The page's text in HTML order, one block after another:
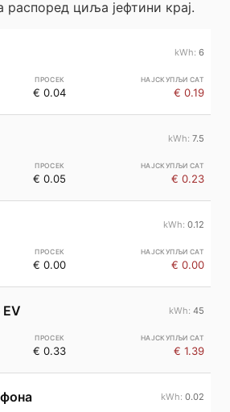
распоред циља јефтини крај.
6
€ 0.04 € 0.19
7.5
€ 0.05 € 0.23
0.12
€ 0.00 € 0.00
45
€ 0.33 € 1.39
0.02